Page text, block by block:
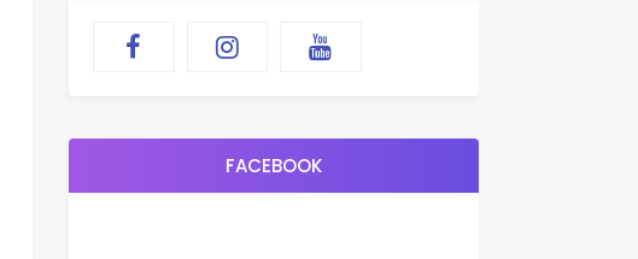
FACEBOOK